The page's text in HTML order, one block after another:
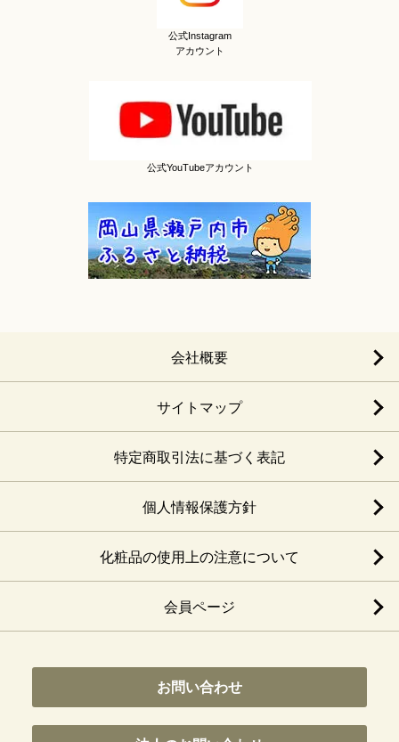
公式Instagram
アカウント
公式YouTubeアカウント
会社概要
サイトマップ
特定商取引法に基づく表記
個人情報保護方針
化粧品の使用上の注意について
会員ページ
お問い合わせ